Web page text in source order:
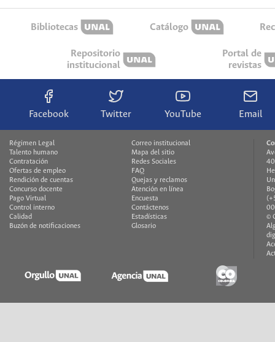
Bibliotecas Catálogo
Repositorio
institucional
Portal de
revistas
Facebook Twitter YouTube Email
Régimen Legal
Talento humano
Contratación
Ofertas de empleo
Rendición de cuentas
Concurso docente
Pago Virtual
Control interno
Calidad
Buzón de notificaciones
Correo institucional
Mapa del sitio
Redes Sociales
FAQ
Quejas y reclamos
Atención en línea
Encuesta
Contáctenos
Estadísticas
Glosario
©